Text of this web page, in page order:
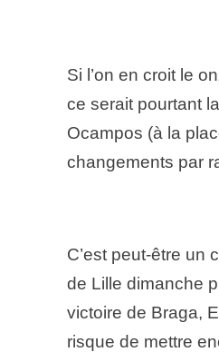
Si l’on en croit le
ce serait pourtant
Ocampos (à la
changements par
C’est peut-être un
de Lille dimanche
victoire de Braga,
risque de mettre